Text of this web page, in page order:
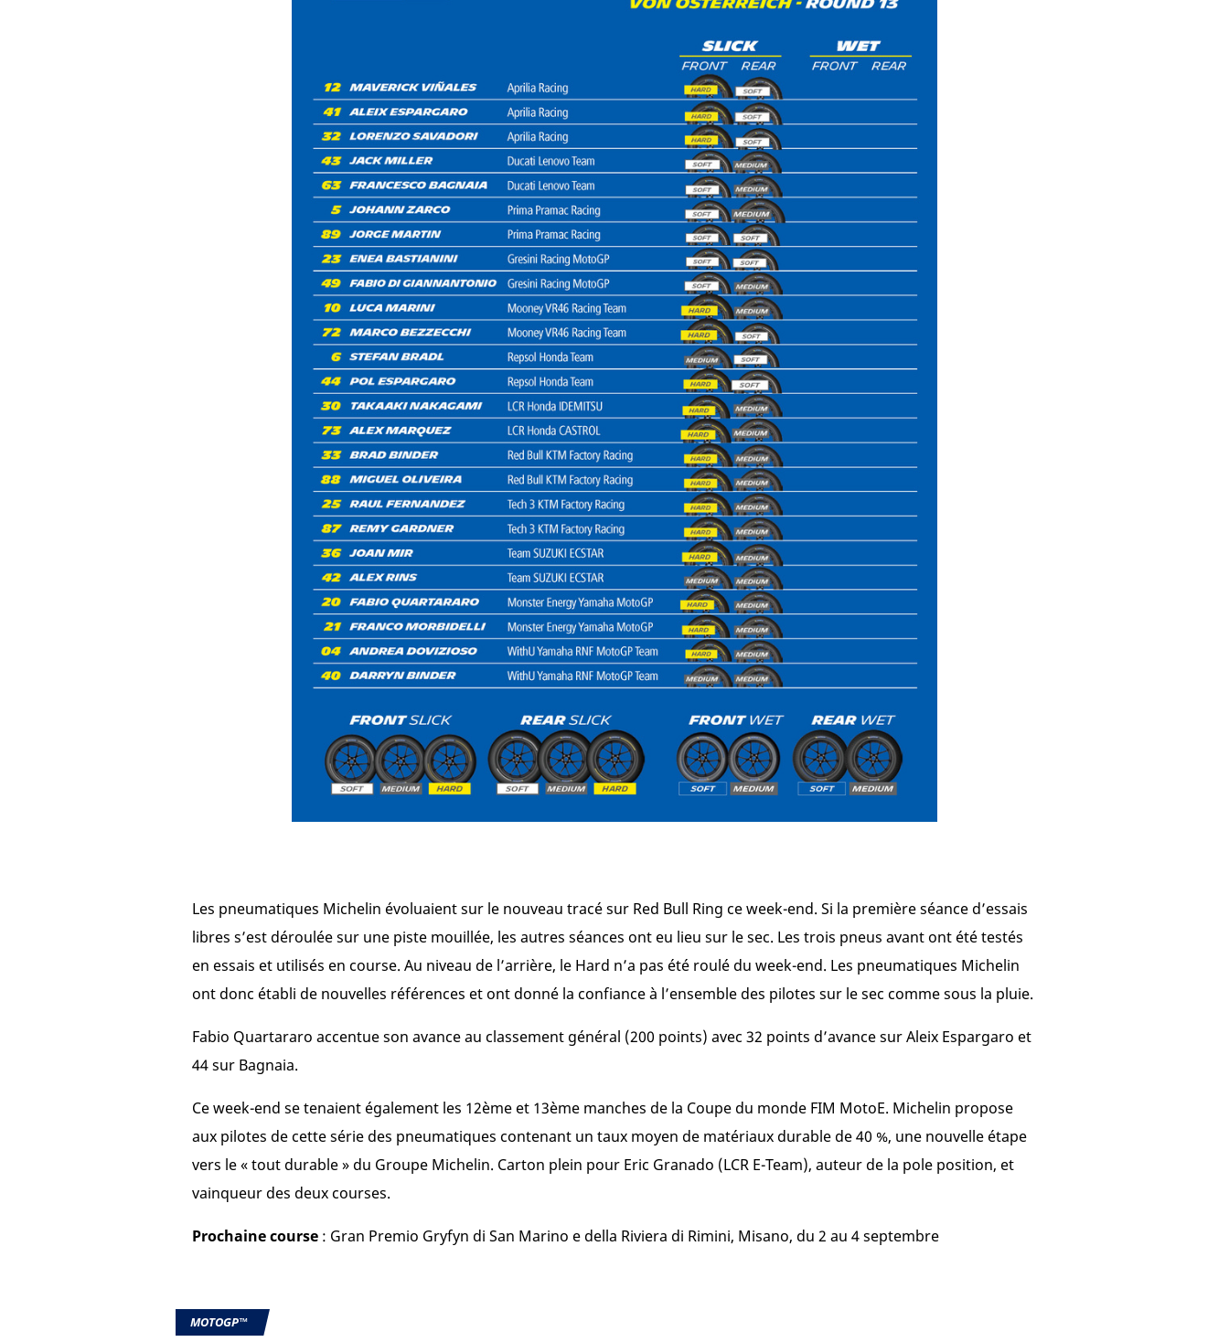
Les pneumatiques Michelin évoluaient sur le nouveau tracé sur Red Bull Ring ce week-end. Si la première séance d’essais
libres s’est déroulée sur une piste mouillée, les autres séances ont eu lieu sur le sec. Les trois pneus avant ont été testés
en essais et utilisés en course. Au niveau de l’arrière, le Hard n’a pas été roulé du week-end. Les pneumatiques Michelin
ont donc établi de nouvelles références et ont donné la confiance à l’ensemble des pilotes sur le sec comme sous la pluie.
Fabio Quartararo accentue son avance au classement général (200 points) avec 32 points d’avance sur Aleix Espargaro et
44 sur Bagnaia.
Ce week-end se tenaient également les 12ème et 13ème manches de la Coupe du monde FIM MotoE. Michelin propose
aux pilotes de cette série des pneumatiques contenant un taux moyen de matériaux durable de 40 %, une nouvelle étape
vers le « tout durable » du Groupe Michelin. Carton plein pour Eric Granado (LCR E-Team), auteur de la pole position, et
vainqueur des deux courses.
Prochaine course: Gran Premio Gryfyn di San Marino e della Riviera di Rimini, Misano, du 2 au 4 septembre
MOTOGP™